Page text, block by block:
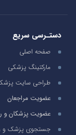
دستـرسی سریع
صفحه اصلی
مارکتینگ پزشکی
طراحی سایت
عضویت مراجعان
عضویت پزشکان و
جستجوی پزشک و